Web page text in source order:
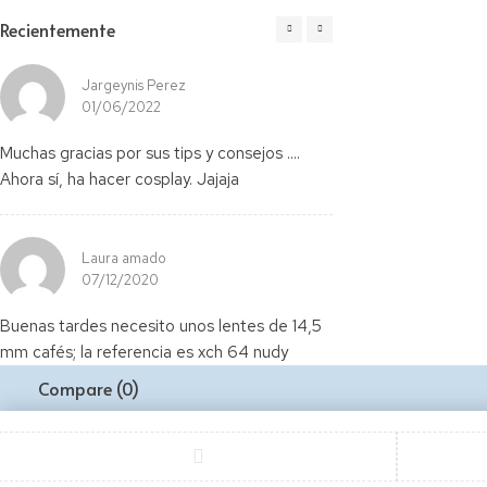
Recientemente
Jargeynis Perez
01/06/2022
Muchas gracias por sus tips y consejos ....
Ahora sí, ha hacer cosplay. Jajaja
Laura amado
07/12/2020
Buenas tardes necesito unos lentes de 14,5
mm cafés; la referencia es xch 64 nudy
Compare (0)